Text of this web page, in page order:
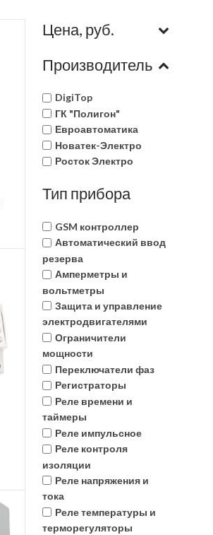
Цена, руб.
Производитель
DigiTop
ГК "Полигон"
Евроавтоматика
Новатек-Электро
Росток Электро
Тип прибора
GSM контроллер
Автоматический ввод
резерва
Амперметры и
вольтметры
Защита и управление
электродвигателями
Ограничители
мощности
Переключатели фаз
Регистраторы
Реле времени и
таймеры
Реле импульсное
Реле контроля
изоляции
Реле напряжения и
тока
Реле температуры и
терморегуляторы